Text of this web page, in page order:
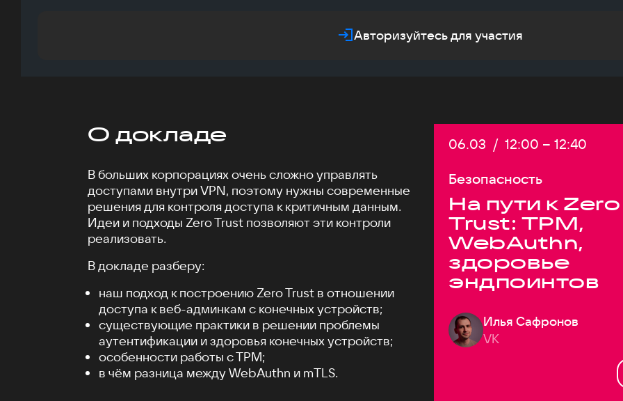
Авторизуйтесь для участия
О докладе
В больших корпорациях очень сложно управлять
доступами внутри VPN, поэтому нужны современные
решения для контроля доступа к критичным данным.
Идеи и подходы Zero Trust позволяют эти контроли
реализовать.
В докладе разберу:
наш подход к построению Zero Trust в отношении
доступа к веб-админкам с конечных устройств;
существующие практики в решении проблемы
аутентификации и здоровья конечных устройств;
особенности работы c TPM;
в чём разница между WebAuthn и mTLS.
Дата:
06.03 / Начало:
12:00 – Конец:
12:40
Безопасность
На пути к Zero
Trust: TPM,
WebAuthn,
здоровье
эндпоинтов
Илья Сафронов
VK